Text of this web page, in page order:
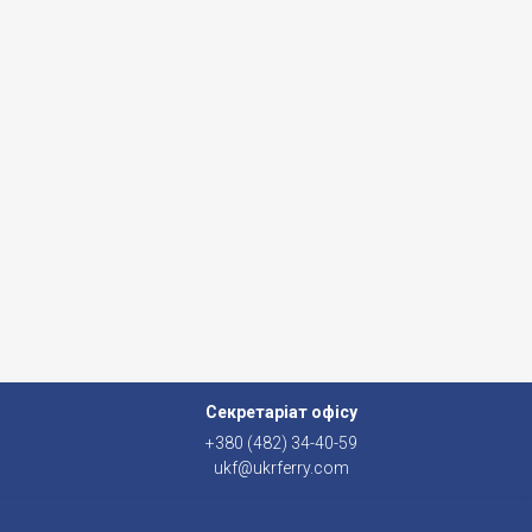
Секретаріат офісу
+380 (482) 34-40-59
ukf@ukrferry.com